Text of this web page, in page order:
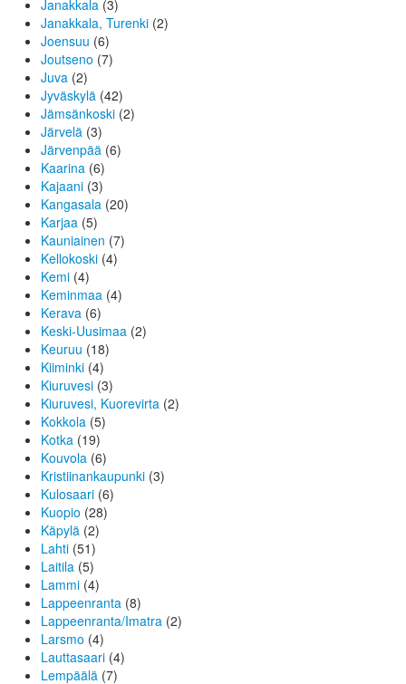
Janakkala (3)
Janakkala, Turenki (2)
Joensuu (6)
Joutseno (7)
Juva (2)
Jyväskylä (42)
Jämsänkoski (2)
Järvelä (3)
Järvenpää (6)
Kaarina (6)
Kajaani (3)
Kangasala (20)
Karjaa (5)
Kauniainen (7)
Kellokoski (4)
Kemi (4)
Keminmaa (4)
Kerava (6)
Keski-Uusimaa (2)
Keuruu (18)
Kiiminki (4)
Kiuruvesi (3)
Kiuruvesi, Kuorevirta (2)
Kokkola (5)
Kotka (19)
Kouvola (6)
Kristiinankaupunki (3)
Kulosaari (6)
Kuopio (28)
Käpylä (2)
Lahti (51)
Laitila (5)
Lammi (4)
Lappeenranta (8)
Lappeenranta/Imatra (2)
Larsmo (4)
Lauttasaari (4)
Lempäälä (7)